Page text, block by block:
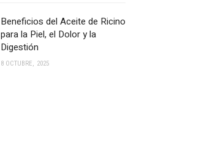
Beneficios del Aceite de Ricino
para la Piel, el Dolor y la
Digestión
8 OCTUBRE, 2025